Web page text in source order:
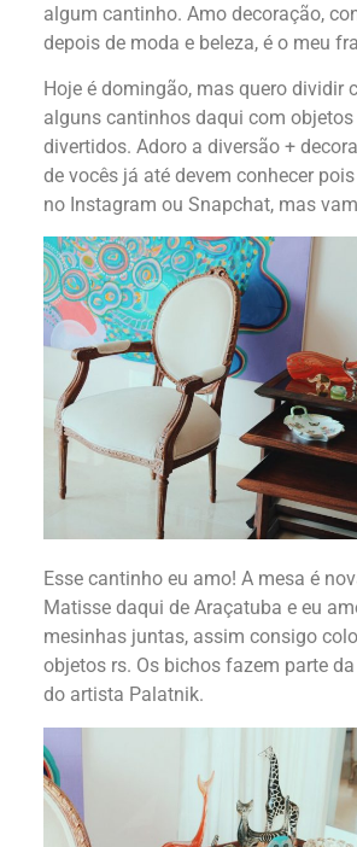
algum cantinho. Amo decoração,
depois de moda e beleza, é o meu
Hoje é domingão, mas quero dividir
alguns cantinhos daqui com
divertidos. Adoro a diversão +
de vocês já até devem conhecer
no Instagram ou Snapchat, mas
Esse cantinho eu amo! A mesa é
Matisse daqui de Araçatuba e eu
mesinhas juntas, assim consigo
objetos rs. Os bichos fazem parte
do artista Palatnik.